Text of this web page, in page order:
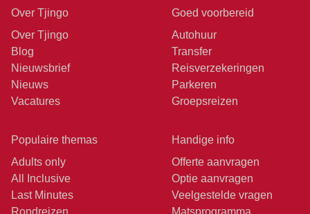
Over Tjingo
Over Tjingo
Blog
Nieuwsbrief
Nieuws
Vacatures
Goed voorbereid
Autohuur
Transfer
Reisverzekeringen
Parkeren
Groepsreizen
Populaire themas
Adults only
All Inclusive
Last Minutes
Rondreizen
Handige info
Offerte aanvragen
Optie aanvragen
Veelgestelde vragen
Matsprogramma